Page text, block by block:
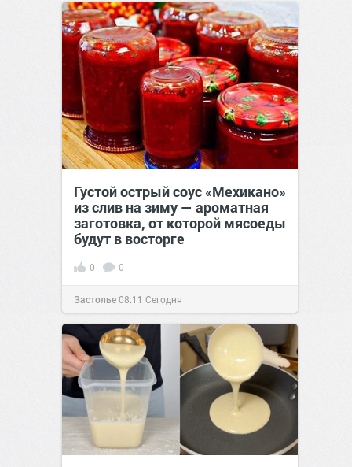
Густой острый соус «Мехикано»
из слив на зиму — ароматная
заготовка, от которой мясоеды
будут в восторге
0 0
Застолье08:11 Сегодня